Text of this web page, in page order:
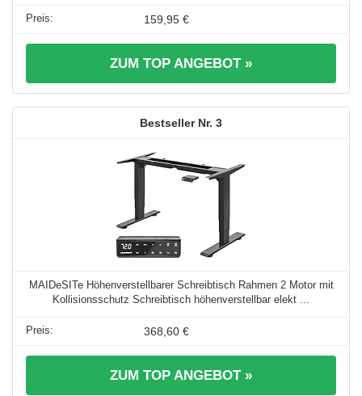
159,95 €
ZUM TOP ANGEBOT »
3
MAIDeSITe Höhenverstellbarer Schreibtisch Rahmen 2 Motor mit
Kollisionsschutz Schreibtisch höhenverstellbar elekt ...
368,60 €
ZUM TOP ANGEBOT »